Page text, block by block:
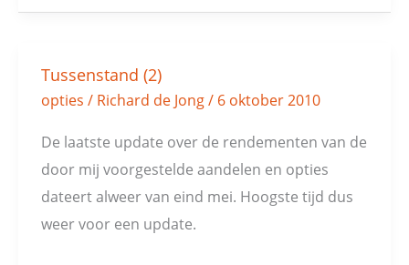
Tussenstand (2)
opties / Richard de Jong/ 6 oktober 2010
De laatste update over de rendementen van de
door mij voorgestelde aandelen en opties
dateert alweer van eind mei. Hoogste tijd dus
weer voor een update.
Tussenstand
(2)